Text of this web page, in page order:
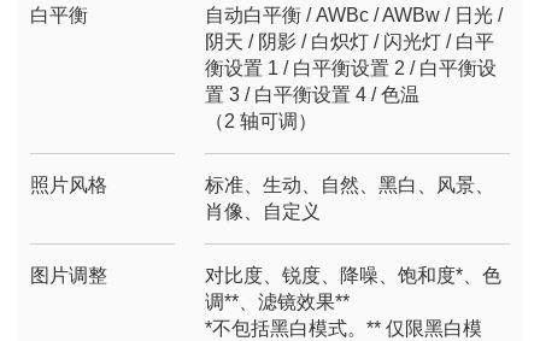
白平衡
自动白平衡 / AWBc / AWBw / 日光 /
阴天 / 阴影 / 白炽灯 / 闪光灯 / 白平
衡设置 1 / 白平衡设置 2 / 白平衡设
置 3 / 白平衡设置 4 / 色温
（2 轴可调）
照片风格
标准、生动、自然、黑白、风景、
肖像、自定义
图片调整
对比度、锐度、降噪、饱和度*、色
调**、滤镜效果**
*不包括黑白模式。** 仅限黑白模